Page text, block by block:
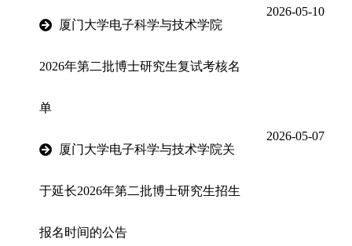
厦门大学电子科学与技术学院
2026年第二批博士研究生复试考核名
单
2026-05-10
厦门大学电子科学与技术学院关
于延长2026年第二批博士研究生招生
报名时间的公告
2026-05-07